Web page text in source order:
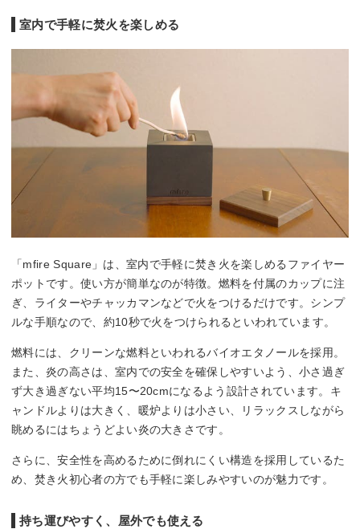
室内で手軽に焚火を楽しめる
「mfire Square」は、室内で手軽に焚き火を楽しめるファイヤー
ポットです。使い方が簡単なのが特徴。燃料を付属のカップに注
ぎ、ライターやチャッカマンなどで火をつけるだけです。シンプ
ルな手順なので、約10秒で火をつけられるといわれています。
燃料には、クリーンな燃料といわれるバイオエタノールを採用。
また、炎の高さは、室内での安全を確保しやすいよう、小さ過ぎ
ず大き過ぎない平均15〜20cmになるよう設計されています。キ
ャンドルよりは大きく、暖炉よりは小さい、リラックスしながら
眺めるにはちょうどよい炎の大きさです。
さらに、安全性を高めるために倒れにくい構造を採用しているた
め、焚き火初心者の方でも手軽に楽しみやすいのが魅力です。
持ち運びやすく、屋外でも使える